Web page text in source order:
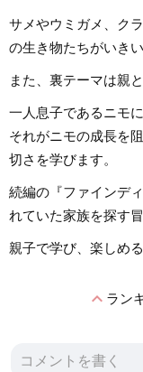
サメやウミガメ、ク
の生き物たちがいき
また、裏テーマは親
一人息子であるニモ
それがニモの成長を
切さを学びます。
続編の『ファインデ
れていた家族を探す
親子で学び、楽しめ
expand_lessラン